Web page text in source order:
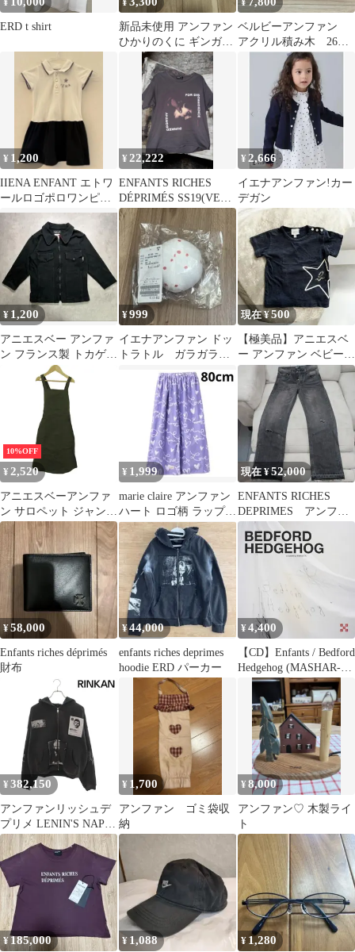
¥
ERD t shirt
¥
新品未使用 アンファン
ひかりのくに ギンガム
チェック スモック
110cm
¥
ベルビーアンファン
アクリル積み木 26ピ
¥ 1,200
IIENA ENFANT エトワ
ールロゴポロワンピー
ス
¥ 22,222
ENFANTS RICHES
DÉPRIMÉS SS19(VERY
RARE)
¥2,666
イエナアンファン!カー
デガン
¥ 1,200
アニエスベー アンファ
ン フランス製 トカゲワ
ッペン ジップジャケッ
¥999
イエナアンファン ドッ
トラトル ガラガラ
IENA 新品未開封
現在 ¥500
【極美品】アニエスベ
ー アンファン ベビーT
シャツ 星柄 紺 18mois
10%OFF
¥ 2,520
アニエスベーアンファ
ン サロペット ジャンパ
ースカート エプロンス
カート キッズ 女の子用
8ansサイズ カーキ agnes
b.ENFANT 【中古】
¥ 1,999
marie claire アンファン
ハート ロゴ柄 ラップタ
オル プールタオル
現在 ¥52,000
ENFANTS RICHES
DEPRIMES アンファ
ンリッシュデプリメ
¥58,000
Enfants riches déprimés
財布
¥44,000
enfants riches deprimes
hoodie ERD パーカー
¥4,400
【CD】Enfants / Bedford
Hedgehog (MASHAR-
1011)
¥ 382,150
アンファンリッシュデ
プリメ LENIN'S NAP
TIME ASSEMBLAGE
ZIP HPPDIE シューマ
ングラフィックプリン
トパーカー メンズ S
¥ 1,700
アンファン ゴミ袋収
納
¥8,000
アンファン♡ 木製ライ
ト
¥185,000 ¥ 1,088 ¥ 1,280